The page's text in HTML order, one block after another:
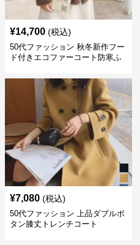
¥14,700 (税込)
50代ファッション 秋冬新作フー
ド付きエコファーコート防寒ふ
¥7,080 (税込)
50代ファッション 上品ダブルボ
タン膝丈トレンチコート